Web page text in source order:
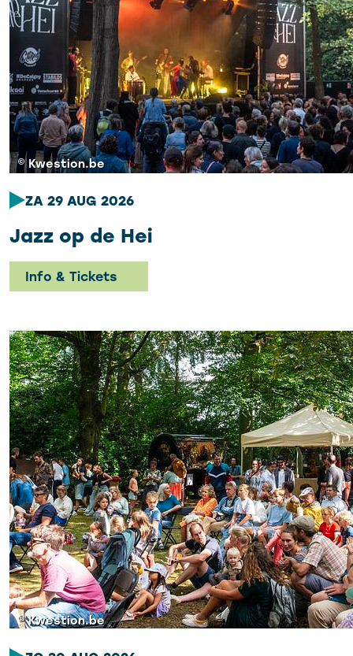
© Kwestion.be
ZA 29 AUG 2026
Jazz op de Hei
Info & Tickets
© Kwestion.be